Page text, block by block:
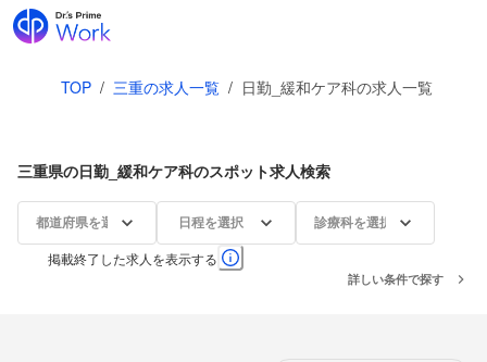
TOP / 三重の求人一覧 / 日勤_緩和ケア科の求人一覧
三重県の日勤_緩和ケア科のスポット求人検索
都道府県を選択 日程を選択 診療科を選択
掲載終了した求人を表示する
詳しい条件で探す